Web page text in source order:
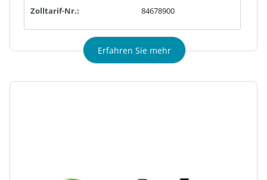
Zolltarif-Nr.: 84678900
Erfahren Sie mehr